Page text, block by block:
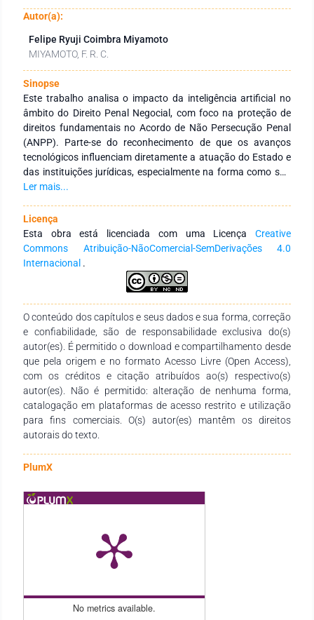
Autor(a):
Felipe Ryuji Coimbra Miyamoto
MIYAMOTO, F. R. C.
Sinopse
Este trabalho analisa o impacto da inteligência artificial no
âmbito do Direito Penal Negocial, com foco na proteção de
direitos fundamentais no Acordo de Não Persecução Penal
(ANPP). Parte-se do reconhecimento de que os avanços
tecnológicos influenciam diretamente a atuação do Estado e
das instituições jurídicas, especialmente na forma como são
conduzidas as investigações e as negociações penais. O
de sistemas automatizados em decisões que envolvem
liberdade, responsabilidade penal e garantias processuais. A
metodologia utilizada é qualitativa, com abordagem dedutiva,
a partir de pesquisa bibliográfica e documental. São
examinados conceitos de justiça negociada, princípios
constitucionais, diretrizes da Resolução n.º 181/2017 do
CNMP, bem como parâmetros teóricos sobre algoritmos e
aprendizado de máquina aplicados ao sistema de justiça. O
trabalho demonstra que a introdução da IA no processo
penal requer salvaguardas específicas para assegurar a
proteção dos direitos do investigado, como transparência
algorítmica, supervisão humana e controle judicial. Conclui-se
que, embora o ANPP represente um instrumento de
celeridade e eficiência no sistema de justiça criminal, sua
compatibilização com tecnologias emergentes deve pautar-se
pelos critérios de legalidade, proporcionalidade e respeito aos
direitos fundamentais.
Ler mais...
Licença
Esta obra está licenciada com uma Licença Creative
Commons Atribuição-NãoComercial-SemDerivações 4.0
Internacional .
O conteúdo dos capítulos e seus dados e sua forma, correção
e confiabilidade, são de responsabilidade exclusiva do(s)
autor(es). É permitido o download e compartilhamento desde
que pela origem e no formato Acesso Livre (Open Access),
com os créditos e citação atribuídos ao(s) respectivo(s)
autor(es). Não é permitido: alteração de nenhuma forma,
catalogação em plataformas de acesso restrito e utilização
para fins comerciais. O(s) autor(es) mantêm os direitos
autorais do texto.
PlumX
No metrics available.